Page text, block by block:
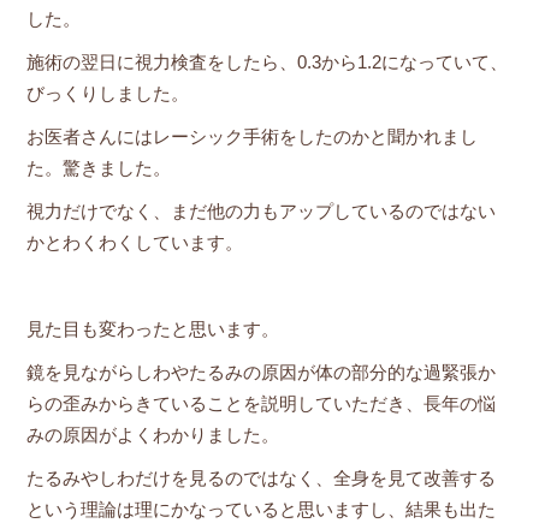
した。
施術の翌日に視力検査をしたら、0.3から1.2になっていて、
びっくりしました。
お医者さんにはレーシック手術をしたのかと聞かれまし
た。驚きました。
視力だけでなく、まだ他の力もアップしているのではない
かとわくわくしています。
見た目も変わったと思います。
鏡を見ながらしわやたるみの原因が体の部分的な過緊張か
らの歪みからきていることを説明していただき、長年の悩
みの原因がよくわかりました。
たるみやしわだけを見るのではなく、全身を見て改善する
という理論は理にかなっていると思いますし、結果も出た